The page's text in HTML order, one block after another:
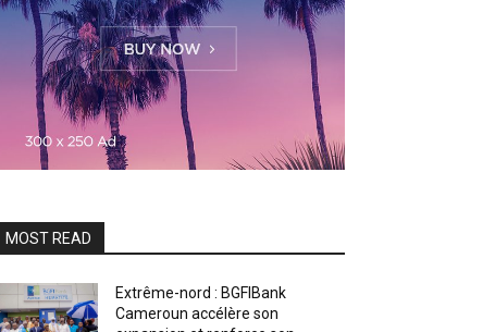
MOST READ
Extrême-nord : BGFIBank
Cameroun accélère son